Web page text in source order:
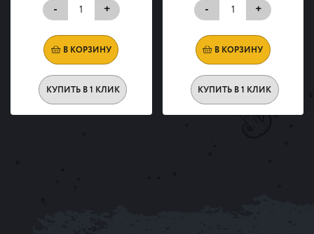
- +
В КОРЗИНУ
КУПИТЬ В 1 КЛИК
- +
В КОРЗИНУ
КУПИТЬ В 1 КЛИК